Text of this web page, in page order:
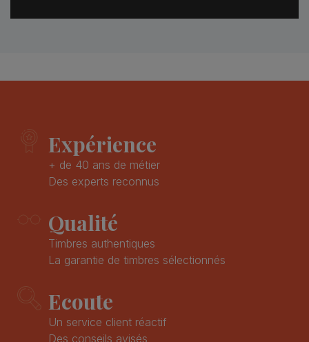
Expérience
+ de 40 ans de métier
Des experts reconnus
Qualité
Timbres authentiques
La garantie de timbres sélectionnés
Ecoute
Un service client réactif
Des conseils avisés